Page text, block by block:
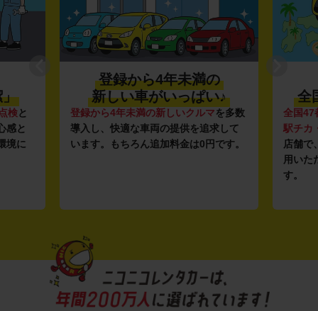
」
検と
感と
境に
登録から4年未満の
新しい車がいっぱい♪
登録から4年未満の新しいクルマを多数
導入し、快適な車両の提供を追求して
います。もちろん追加料金は0円です。
全
全国47
駅チカ
店舗で
用いた
す。